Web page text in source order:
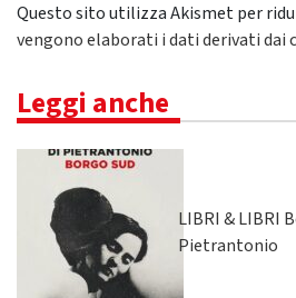
Questo sito utilizza Akismet per
vengono elaborati i dati derivati dai
Leggi anche
LIBRI & LIBRI
Pietrantonio